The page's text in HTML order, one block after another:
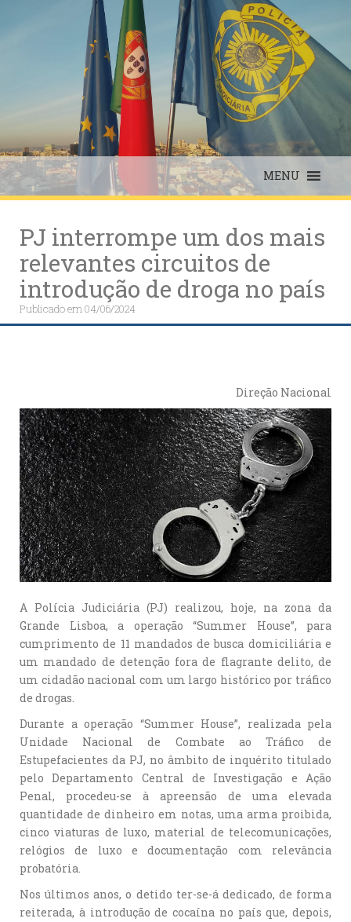
MENU
PJ interrompe um dos mais
relevantes circuitos de
introdução de droga no país
Publicado em04/06/2024
Direção Nacional
A Polícia Judiciária (PJ) realizou, hoje, na zona da
Grande Lisboa, a operação “Summer House”, para
cumprimento de 11 mandados de busca domiciliária e
um mandado de detenção fora de flagrante delito, de
um cidadão nacional com um largo histórico por tráfico
de drogas.
Durante a operação “Summer House”, realizada pela
Unidade Nacional de Combate ao Tráfico de
Estupefacientes da PJ, no âmbito de inquérito titulado
pelo Departamento Central de Investigação e Ação
Penal, procedeu-se à apreensão de uma elevada
quantidade de dinheiro em notas, uma arma proibida,
cinco viaturas de luxo, material de telecomunicações,
relógios de luxo e documentação com relevância
probatória.
Nos últimos anos, o detido ter-se-á dedicado, de forma
reiterada, à introdução de cocaína no país que, depois,